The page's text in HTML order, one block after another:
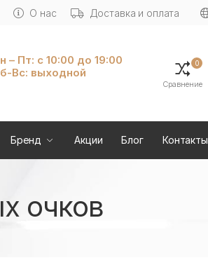
О нас Доставка и оплата
– Пт: с 10:00 до 19:00
Вс: выходной
0
Сравнение
Бренд Акции Блог Контакты
очков